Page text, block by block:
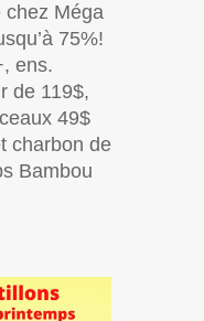
chez Méga
75%!
ens.
de 119$,
49$
charbon de
Bambou